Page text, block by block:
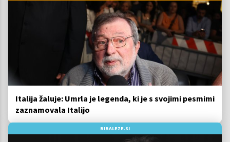
Italija žaluje: Umrla je legenda, ki je s svojimi pesmimi
zaznamovala Italijo
BIBALEZE.SI